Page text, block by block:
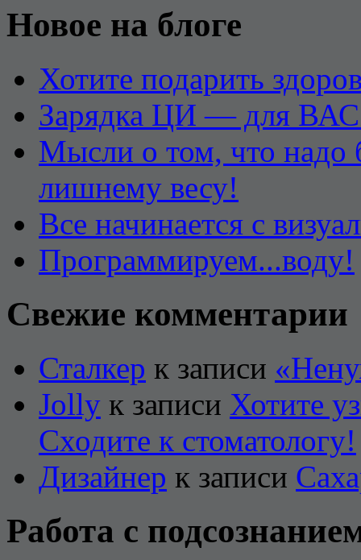
Новое на блоге
Хотите подарить
Зарядка ЦИ — для
Мысли о том, что надо
лишнему весу!
Все начинается с
Программируем...воду!
Свежие комментарии
Сталкер к записи
Jolly к записи Хотите
Сходите к стоматологу!
Дизайнер к записи
Работа с